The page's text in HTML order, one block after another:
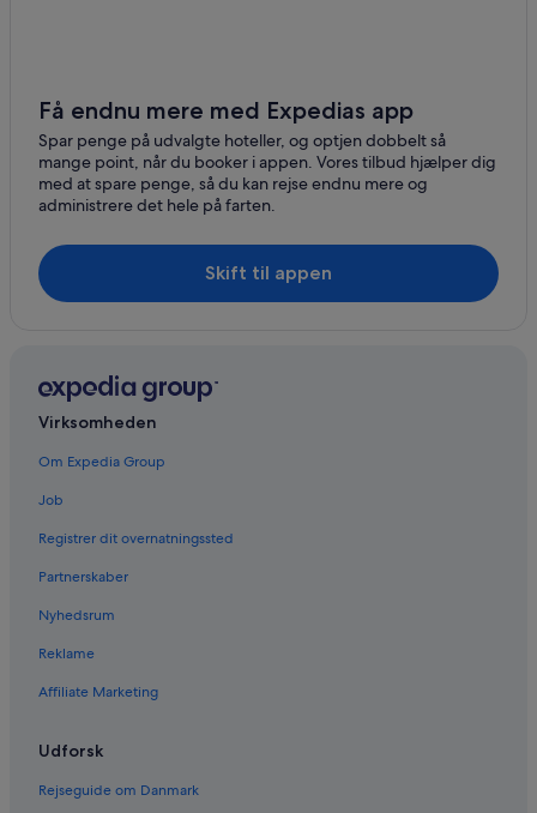
Få endnu mere med Expedias app
Spar penge på udvalgte hoteller, og optjen dobbelt så
mange point, når du booker i appen. Vores tilbud hjælper dig
med at spare penge, så du kan rejse endnu mere og
administrere det hele på farten.
Skift til appen
Virksomheden
Om Expedia Group
Job
Registrer dit overnatningssted
Partnerskaber
Nyhedsrum
Reklame
Affiliate Marketing
Udforsk
Rejseguide om Danmark